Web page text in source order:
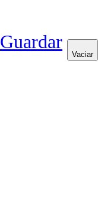
Guardar
Vaciar